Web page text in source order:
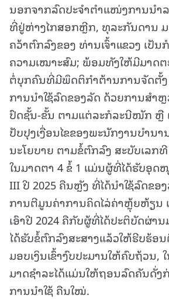
ນອກຈາກລົດປະຈໍາຕໍາແໜ່ງການນໍາ
ທີ່ຢູ່ຫ່າງໄກສອກຫຼີກ, ທຸລະກັນດານ
ຄວ້າຕົກລົງຂອງ ທ່ານເຈົ້າແຂວງ ເປັນ
ຄວາມເໝາະສົມ; ພ້ອມທັງໃຫ້ມີມາດຕ
ຕໍ່ບຸກຄົນທີ່ມີພຶດຕິກໍາຕ້ານການຈັດຕັ້ງ
ການນໍາໃຊ້ລົດຂອງລັດ ດ້ວຍການສໍາ
ປົດຊັ້ນ-ຂັ້ນ ຕາມແຕ່ລະກໍລະນີໜັກ ຫຼື
ປັບປຸງເງື່ອນໄຂຂອງພະນັກງານບໍານ
ນະໂຍບາຍ ຕາມຂໍ້ຕົກລົງ ສະບັບເລກ
ໃນມາດຕາ 4 ຂໍ້ 1 ແມ່ນຜູ້ທີ່ໄດ້ຮັບອຸດ
III ປີ 2025 ຄືນຫຼັງ ທີ່ໄດ້ນໍາໃຊ້ລົດຂອ
ການຕີມູນຄ່າການຄິດໄລ່ຄ່າຫຼຸ້ຍຫ້ຽນ
ເອົາປີ 2024 ຄືກັບຜູ້ທີ່ໄດ້ປະຕິບັດຜ່າ
ໄດ້ຮັບຂໍ້ຕົກລົງສະສາງແລ້ວໃຫ້ຮີບຮ້ອ
ມອບເງິນເຂົ້າງົບປະມານໃຫ້ຄົບຖ້ວນ,
ມາດຊໍາລະໄດ້ແມ່ນໃຫ້ຖອນລົດຄັນດັ່ງ
ການນໍາໃຊ້ ຄືນໃໝ່.